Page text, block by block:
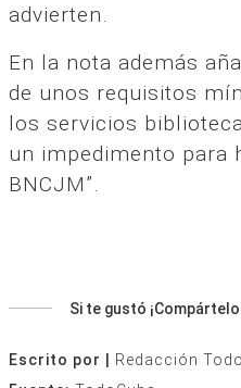
advierten.
En la nota además
de unos requisitos
los servicios
un impedimento para
BNCJM”.
Si te gustó
Escrito por |
Redacción